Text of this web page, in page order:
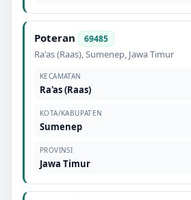
Poteran 69485
Ra'as (Raas),Sumenep, Jawa Timur
KECAMATAN
Ra'as (Raas)
KOTA/KABUPATEN
Sumenep
PROVINSI
Jawa Timur